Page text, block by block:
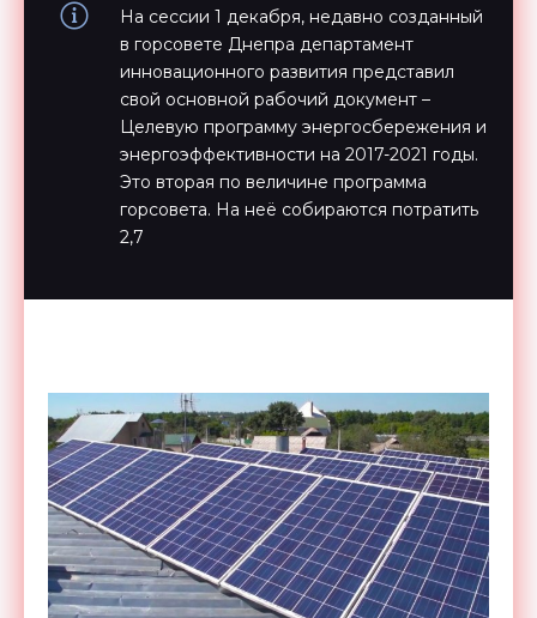
На сессии 1 декабря, недавно созданный
в горсовете Днепра департамент
инновационного развития представил
свой основной рабочий документ –
Целевую программу энергосбережения и
энергоэффективности на 2017-2021 годы.
Это вторая по величине программа
горсовета. На неё собираются потратить
2,7